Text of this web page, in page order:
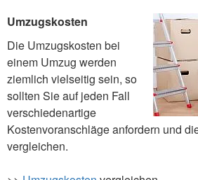
Umzugskosten
Die Umzugskosten bei
einem Umzug werden
ziemlich vielseitig sein, so
sollten Sie auf jeden Fall
verschiedenartige
Kostenvoranschläge anfordern und
vergleichen.